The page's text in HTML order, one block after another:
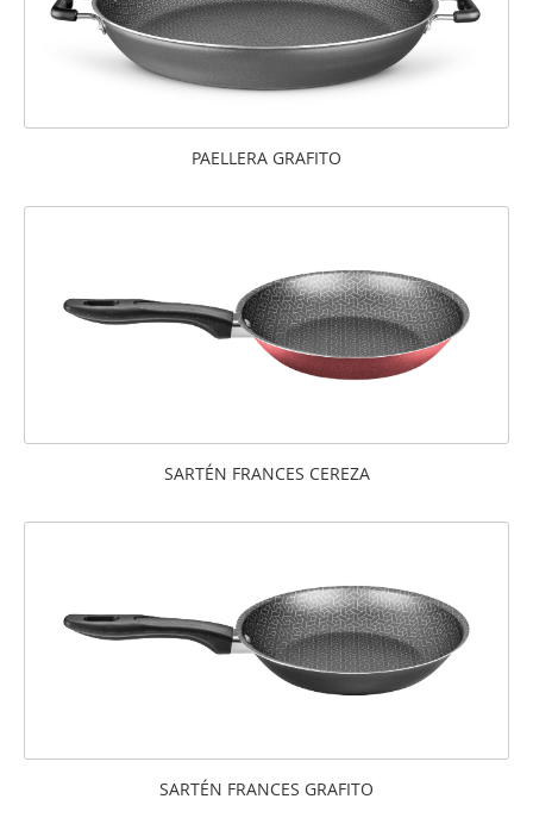
PAELLERA GRAFITO
SARTÉN FRANCES CEREZA
SARTÉN FRANCES GRAFITO